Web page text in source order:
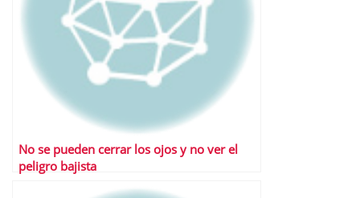
No se pueden cerrar los ojos y no ver el
peligro bajista